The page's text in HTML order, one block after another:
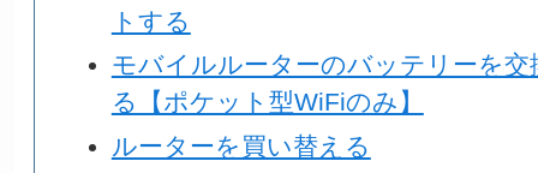
トする
モバイルルーターのバッテリーを交
る【ポケット型WiFiのみ】
ルーターを買い替える